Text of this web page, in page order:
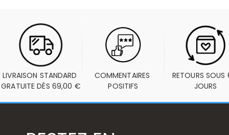
LIVRAISON STANDARD
GRATUITE DÈS 69,00 €
COMMENTAIRES
POSITIFS
RETOURS SOUS
JOURS